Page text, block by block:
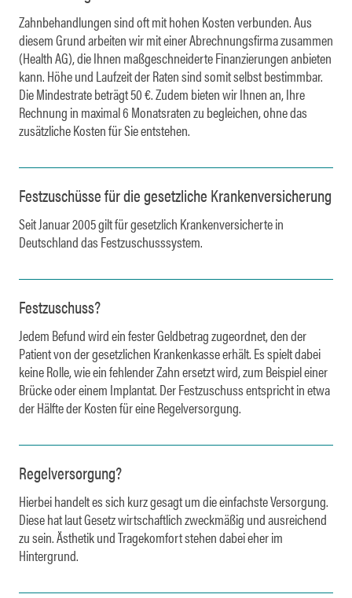
Zahnbehandlungen sind oft mit hohen Kosten verbunden. Aus
diesem Grund arbeiten wir mit einer Abrechnungsfirma zusammen
(Health AG), die Ihnen maßgeschneiderte Finanzierungen anbieten
kann. Höhe und Laufzeit der Raten sind somit selbst bestimmbar.
Die Mindestrate beträgt 50 €. Zudem bieten wir Ihnen an, Ihre
Rechnung in maximal 6 Monatsraten zu begleichen, ohne das
zusätzliche Kosten für Sie entstehen.
Festzuschüsse für die gesetzliche Krankenversicherung
Seit Januar 2005 gilt für gesetzlich Krankenversicherte in
Deutschland das Festzuschusssystem.
Festzuschuss?
Jedem Befund wird ein fester Geldbetrag zugeordnet, den der
Patient von der gesetzlichen Krankenkasse erhält. Es spielt dabei
keine Rolle, wie ein fehlender Zahn ersetzt wird, zum Beispiel einer
Brücke oder einem Implantat. Der Festzuschuss entspricht in etwa
der Hälfte der Kosten für eine Regelversorgung.
Regelversorgung?
Hierbei handelt es sich kurz gesagt um die einfachste Versorgung.
Diese hat laut Gesetz wirtschaftlich zweckmäßig und ausreichend
zu sein. Ästhetik und Tragekomfort stehen dabei eher im
Hintergrund.